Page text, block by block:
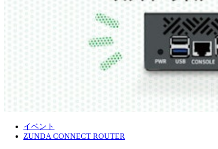
イベント
ZUNDA CONNECT ROUTER